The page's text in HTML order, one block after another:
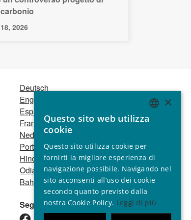
2026
Deutsch
English
Español
Français
Nederlands
Português
Hindi
Odia
Bahasa Indonesia
Seguici
ENGLISH
SPANISH
FRENCH
ITALIAN
PORTUGUESE
×
Questo sito web utilizza
cookie
Questo sito utilizza cookie per
fornirti la migliore esperienza di
navigazione possibile. Navigando nel
sito acconsenti all’uso dei cookie
secondo quanto previsto dalla
nostra Cookie Policy. Leggi di più